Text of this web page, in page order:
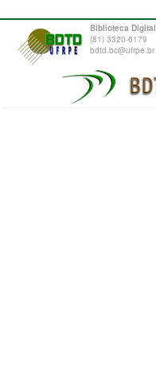
Biblioteca
(81) 3320-6179
bdtd.bc@ufrpe.br